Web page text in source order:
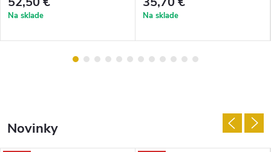
Na sklade Na sklade
Novinky